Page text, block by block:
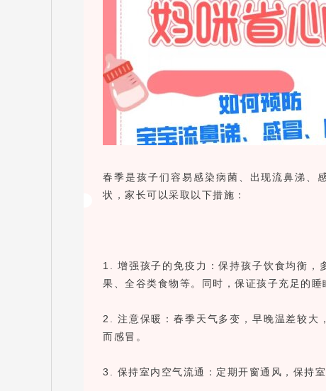
春季是孩子们容易感染病菌、出现流鼻涕、
状，家长可以采取以下措施：
1. 增强孩子的免疫力：保持孩子饮食均衡，
果、全谷类食物等。同时，保证孩子充足的睡
2. 注意保暖：春季天气多变，早晚温差较大
而感冒。
3. 保持室内空气流通：定期开窗通风，保持